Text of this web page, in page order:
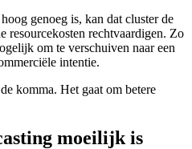
genoeg is, kan dat cluster de
resourcekosten rechtvaardigen. Zo
om te verschuiven naar een
intentie.
komma. Het gaat om betere
moeilijk is